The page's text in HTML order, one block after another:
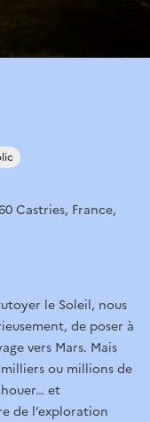
Castries, France,
le Soleil, nous
de poser à
vers Mars. Mais
milliers ou millions de
et
de l’exploration